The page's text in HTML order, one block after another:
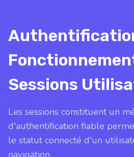
Sessions
Les sessions constituent un
d'authentification fiable
le statut connecté d'un
navigation.